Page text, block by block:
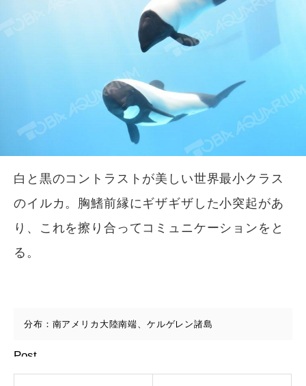
白と黒のコントラストが美しい世界最小クラス
のイルカ。胸鰭前縁にギザギザした小突起があ
り、これを擦り合ってコミュニケーションをと
る。
分布：南アメリカ大陸南端、ケルゲレン諸島
Post